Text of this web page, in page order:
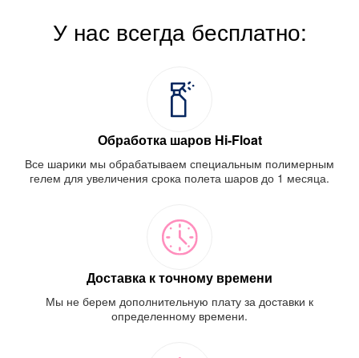
У нас всегда бесплатно:
Обработка шаров Hi-Float
Все шарики мы обрабатываем специальным полимерным
гелем для увеличения срока полета шаров до 1 месяца.
Доставка к точному времени
Мы не берем дополнительную плату за доставки к
определенному времени.